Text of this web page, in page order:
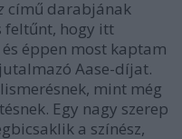
című darabjának
feltűnt, hogy itt
éppen most kaptam
Aase-díjat.
mint még
Egy nagy szerep
a színész,